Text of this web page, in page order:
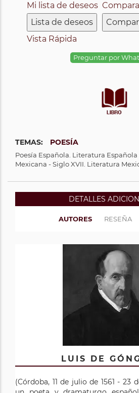
Mi lista de deseos
Lista de deseos
Vista Rápida
Preguntar por
TEMAS: POESÍA
Poesía Española. Literatura Española
Mexicana - Siglo XVII. Literatura
DETALLES
AUTORES RESEÑA
LUIS DE
​(Córdoba, 11 de julio de 1561 - 23
SOR JUANA DE
(San Miguel Nepantla, Nueva